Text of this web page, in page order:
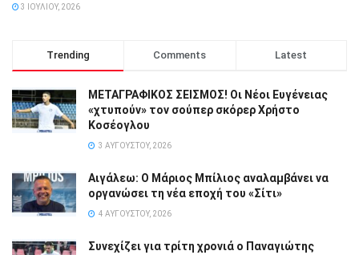
3 ΙΟΥΛΊΟΥ, 2026
Trending Comments Latest
ΜΕΤΑΓΡΑΦΙΚΟΣ ΣΕΙΣΜΟΣ! Οι Νέοι Ευγένειας
«χτυπούν» τον σούπερ σκόρερ Χρήστο
Κοσέογλου
3 ΑΥΓΟΎΣΤΟΥ, 2026
Αιγάλεω: Ο Μάριος Μπίλιος αναλαμβάνει να
οργανώσει τη νέα εποχή του «Σίτι»
4 ΑΥΓΟΎΣΤΟΥ, 2026
Συνεχίζει για τρίτη χρονιά ο Παναγιώτης